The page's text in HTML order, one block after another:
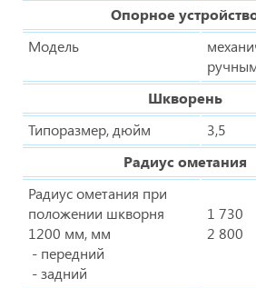
Опорное
Модель
Шкворень
Типоразмер, дюйм
3,5
Радиус ометания
Радиус ометания при
положении шкворня
1200 мм, мм
- передний
- задний
1 730
2 800